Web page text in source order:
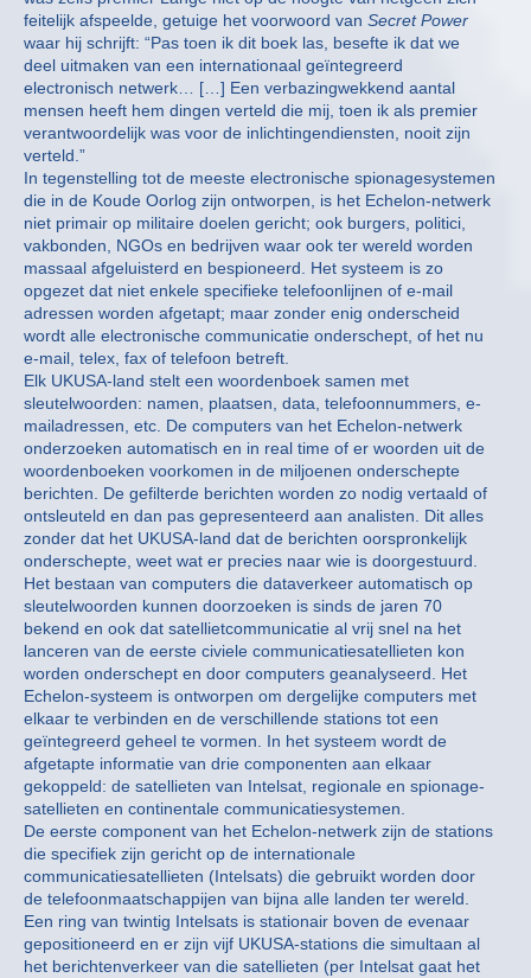
feitelijk afspeelde, getuige het voorwoord van Secret Power
waar hij schrijft: “Pas toen ik dit boek las, besefte ik dat we
deel uitmaken van een internationaal geïntegreerd
electronisch netwerk… […] Een verbazingwekkend aantal
mensen heeft hem dingen verteld die mij, toen ik als premier
verantwoordelijk was voor de inlichtingendiensten, nooit zijn
verteld.”
In tegenstelling tot de meeste electronische spionagesystemen
die in de Koude Oorlog zijn ontworpen, is het Echelon-netwerk
niet primair op militaire doelen gericht; ook burgers, politici,
vakbonden, NGOs en bedrijven waar ook ter wereld worden
massaal afgeluisterd en bespioneerd. Het systeem is zo
opgezet dat niet enkele specifieke telefoonlijnen of e-mail
adressen worden afgetapt; maar zonder enig onderscheid
wordt alle electronische communicatie onderschept, of het nu
e-mail, telex, fax of telefoon betreft.
Elk UKUSA-land stelt een woordenboek samen met
sleutelwoorden: namen, plaatsen, data, telefoonnummers, e-
mailadressen, etc. De computers van het Echelon-netwerk
onderzoeken automatisch en in real time of er woorden uit de
woordenboeken voorkomen in de miljoenen onderschepte
berichten. De gefilterde berichten worden zo nodig vertaald of
ontsleuteld en dan pas gepresenteerd aan analisten. Dit alles
zonder dat het UKUSA-land dat de berichten oorspronkelijk
onderschepte, weet wat er precies naar wie is doorgestuurd.
Het bestaan van computers die dataverkeer automatisch op
sleutelwoorden kunnen doorzoeken is sinds de jaren 70
bekend en ook dat satellietcommunicatie al vrij snel na het
lanceren van de eerste civiele communicatiesatellieten kon
worden onderschept en door computers geanalyseerd. Het
Echelon-systeem is ontworpen om dergelijke computers met
elkaar te verbinden en de verschillende stations tot een
geïntegreerd geheel te vormen. In het systeem wordt de
afgetapte informatie van drie componenten aan elkaar
gekoppeld: de satellieten van Intelsat, regionale en spionage-
satellieten en continentale communicatiesystemen.
De eerste component van het Echelon-netwerk zijn de stations
die specifiek zijn gericht op de internationale
communicatiesatellieten (Intelsats) die gebruikt worden door
de telefoonmaatschappijen van bijna alle landen ter wereld.
Een ring van twintig Intelsats is stationair boven de evenaar
gepositioneerd en er zijn vijf UKUSA-stations die simultaan al
het berichtenverkeer van die satellieten (per Intelsat gaat het